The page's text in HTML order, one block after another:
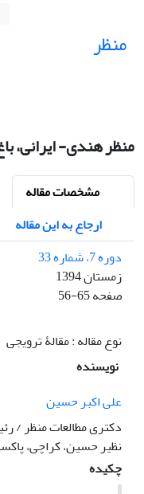
منظر
منظر هندی- ایرانی،
مشخصات مقاله
ارجاع به این مقاله
دوره 7، شماره 33
زمستان 1394
صفحه56-65
نوع مقاله : مقالۀ ترویجی
نویسنده
علی اکبر حسین
دکتری مطالعات منظر /
نظیر حسین، کراچی،
چکیده